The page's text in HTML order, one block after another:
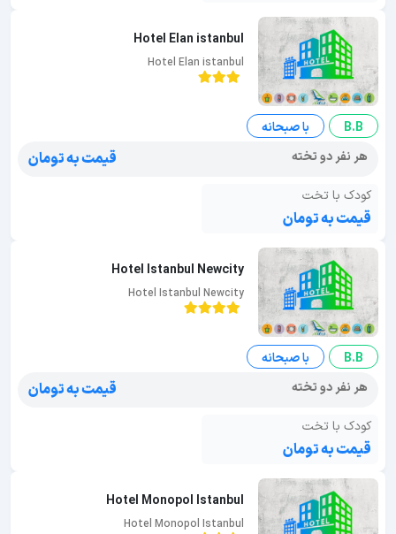
Hotel Elan istanbul
Hotel Elan istanbul
B.B
با صبحانه
هر نفر دو تخته
قیمت به تومان
کودک با تخت
قیمت به تومان
Hotel Istanbul Newcity
Hotel Istanbul Newcity
B.B
با صبحانه
هر نفر دو تخته
قیمت به تومان
کودک با تخت
قیمت به تومان
Hotel Monopol Istanbul
Hotel Monopol Istanbul